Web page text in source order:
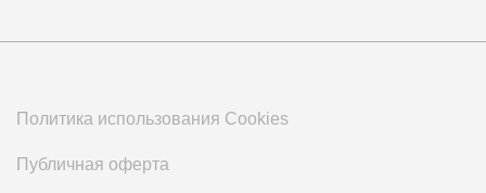
Политика использования Cookies
Публичная оферта